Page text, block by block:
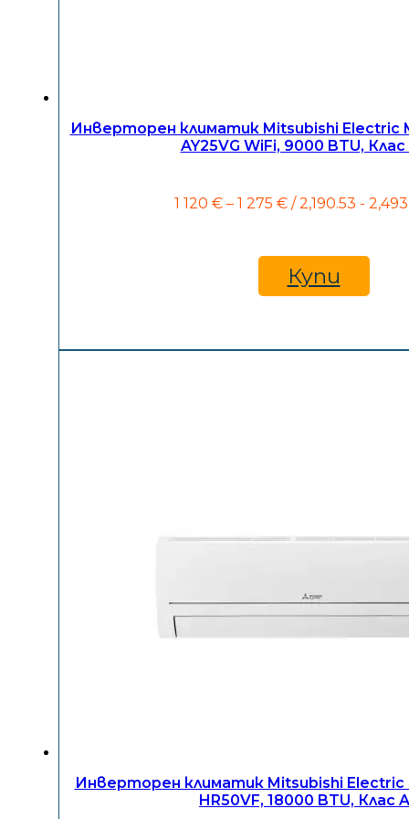
Инверторен климатик Mitsubishi Electric
AY25VG WiFi, 9000 BTU, Клас
1 120 € – 1 275 €Price
120 €
through
1
/ 2,190.53 -
Купи
Инверторен климатик Mitsubishi Electric
HR50VF, 18000 BTU, Клас